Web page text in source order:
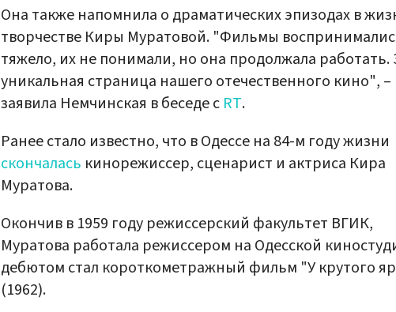
Она также напомнила о драматических эпизодах в
творчестве Киры Муратовой. "Фильмы
тяжело, их не понимали, но она продолжала работать.
уникальная страница нашего отечественного кино", –
заявила Немчинская в беседе с RT.
Ранее стало известно, что в Одессе на 84-м году жизни
скончалась кинорежиссер, сценарист и актриса Кира
Муратова.
Окончив в 1959 году режиссерский факультет ВГИК,
Муратова работала режиссером на Одесской
дебютом стал короткометражный фильм "У крутого
(1962).